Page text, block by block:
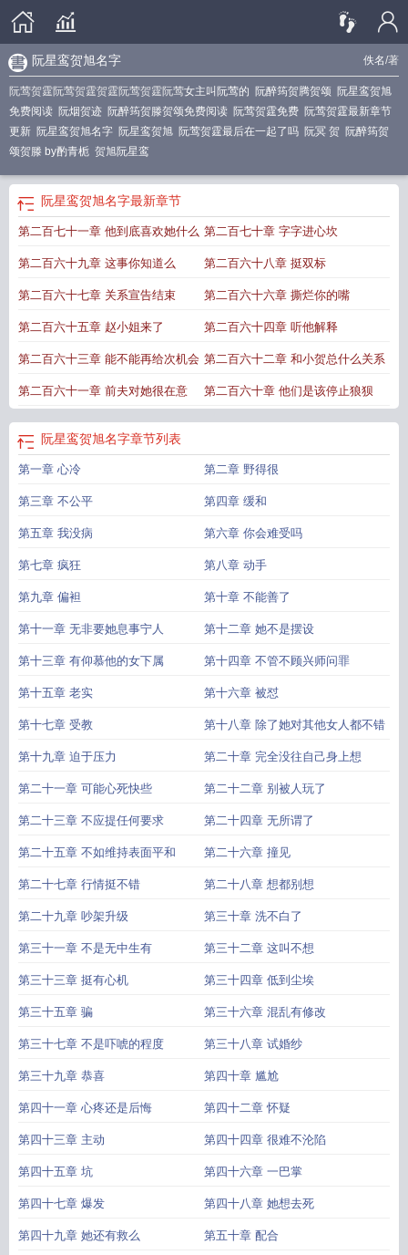
佚名/著
阮星鸾贺旭名字
阮莺贺霆阮莺贺霆贺霆阮莺贺霆阮莺女主叫阮莺的 阮醉筠贺腾贺颂
阮星鸾贺旭
免费阅读 阮烟贺迹 阮醉筠贺滕贺颂免费阅读 阮莺贺霆免费 阮莺贺霆最新章节
更新 阮星鸾贺旭名字 阮星鸾贺旭 阮莺贺霆最后在一起了吗 阮冥 贺
阮醉筠贺
颂贺滕 by酌青栀 贺旭阮星鸾
阮星鸾贺旭名字最新章节
第二百七十一章 他到底喜欢她什么 第二百七十章 字字进心坎
第二百六十九章 这事你知道么 第二百六十八章 挺双标
第二百六十七章 关系宣告结束 第二百六十六章 撕烂你的嘴
第二百六十五章 赵小姐来了 第二百六十四章 听他解释
第二百六十三章 能不能再给次机会 第二百六十二章 和小贺总什么关系
第二百六十一章 前夫对她很在意 第二百六十章 他们是该停止狼狈
阮星鸾贺旭名字章节列表
第一章 心冷 第二章 野得很
第三章 不公平 第四章 缓和
第五章 我没病 第六章 你会难受吗
第七章 疯狂 第八章 动手
第九章 偏袒 第十章 不能善了
第十一章 无非要她息事宁人 第十二章 她不是摆设
第十三章 有仰慕他的女下属 第十四章 不管不顾兴师问罪
第十五章 老实 第十六章 被怼
第十七章 受教 第十八章 除了她对其他女人都不错
第十九章 迫于压力 第二十章 完全没往自己身上想
第二十一章 可能心死快些 第二十二章 别被人玩了
第二十三章 不应提任何要求 第二十四章 无所谓了
第二十五章 不如维持表面平和 第二十六章 撞见
第二十七章 行情挺不错 第二十八章 想都别想
第二十九章 吵架升级 第三十章 洗不白了
第三十一章 不是无中生有 第三十二章 这叫不想
第三十三章 挺有心机 第三十四章 低到尘埃
第三十五章 骗 第三十六章 混乱有修改
第三十七章 不是吓唬的程度 第三十八章 试婚纱
第三十九章 恭喜 第四十章 尴尬
第四十一章 心疼还是后悔 第四十二章 怀疑
第四十三章 主动 第四十四章 很难不沦陷
第四十五章 坑 第四十六章 一巴掌
第四十七章 爆发 第四十八章 她想去死
第四十九章 她还有救么 第五十章 配合